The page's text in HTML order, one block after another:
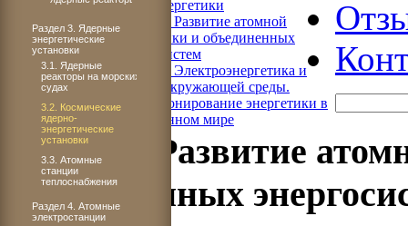
гидроэнергетики
Книга 4. Развитие атомной
энергетики и объединенных
энергосистем
Книга 5. Электроэнергетика и
охрана окружающей среды.
Функционирование энергетики в
современном мире
Книга 4. Развитие
объединенных
Раздел 3. Ядерные
энергетические
установки
3.1. Ядерные
реакторы на морских
судах
3.2. Космические
ядерно-
энергетические
установки
3.3. Атомные
станции
теплоснабжения
Раздел 4. Атомные
электростанции